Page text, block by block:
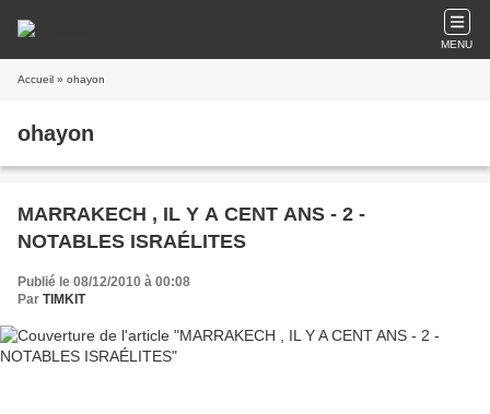
MENU
Accueil » ohayon
ohayon
MARRAKECH , IL Y A CENT ANS - 2 -
NOTABLES ISRAÉLITES
Publié le 08/12/2010 à 00:08
Par TIMKIT